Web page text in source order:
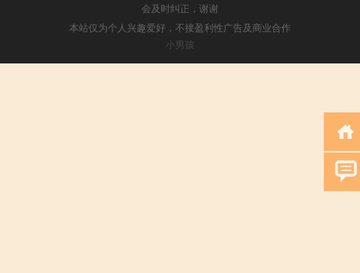
会及时纠正，谢谢
本站仅为个人兴趣爱好，不接盈利性广告及商业合作
小男孩